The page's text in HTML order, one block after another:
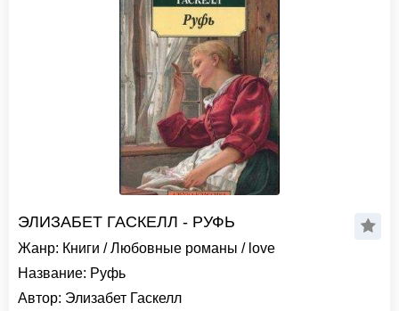
ЭЛИЗАБЕТ ГАСКЕЛЛ - РУФЬ
Жанр: Книги /Любовные романы / love
Название: Руфь
Автор: Элизабет Гаскелл